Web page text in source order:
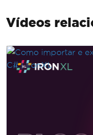
Vídeos